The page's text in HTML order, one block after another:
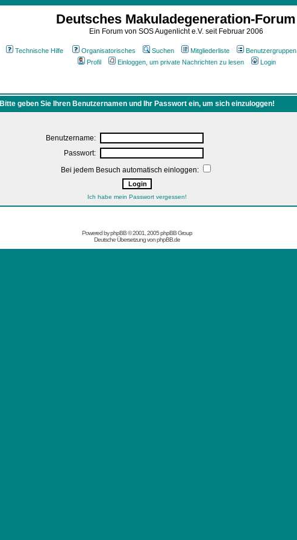
Deutsches Makuladegeneration-Forum
Ein Forum von SOS Augenlicht e.V. seit Februar 2006
Technische Hilfe Organisatorisches Suchen Mitgliederliste Benutzergruppen
Profil
Einloggen, um private Nachrichten zu lesen Login
Bitte geben Sie Ihren Benutzernamen und Ihr Passwort ein, um sich einzuloggen!
Benutzername:
Passwort:
Bei jedem Besuch automatisch einloggen:
Ich habe mein Passwort vergessen!
Powered byphpBB© 2001, 2005 phpBB Group
Deutsche Übersetzung vonphpBB.de